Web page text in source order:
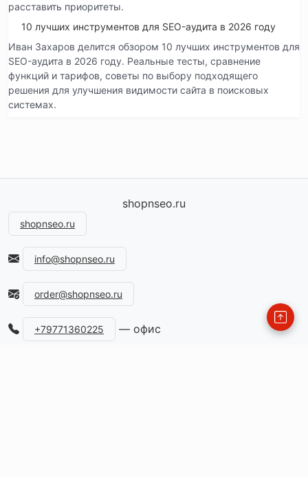
расставить приоритеты.
10 лучших инструментов для SEO-аудита в 2026 году
Иван Захаров делится обзором 10 лучших инструментов для
SEO-аудита в 2026 году. Реальные тесты, сравнение
функций и тарифов, советы по выбору подходящего
решения для улучшения видимости сайта в поисковых
системах.
shopnseo.ru
shopnseo.ru
info@shopnseo.ru
order@shopnseo.ru
+79771360225 — офис